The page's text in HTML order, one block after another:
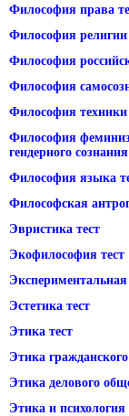
Философия права
Философия религии
Философия
Философия
Философия техники
Философия
гендерного
Философия языка
Философская
Эвристика тест
Экофилософия тест
Экспериментальная
Эстетика тест
Этика тест
Этика
Этика делового
Этика и психология